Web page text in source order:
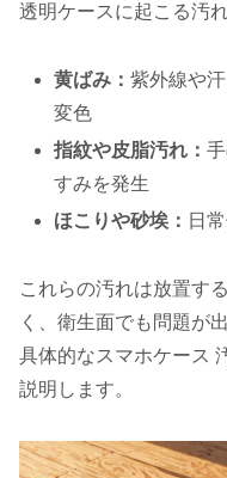
透明ケースに起こる汚
黄ばみ：紫外線や
変色
指紋や皮脂汚れ：
すみを発生
ほこりや砂埃： 日
これらの汚れは放置す
く、衛生面でも問題が
具体的なスマホケース
説明します。